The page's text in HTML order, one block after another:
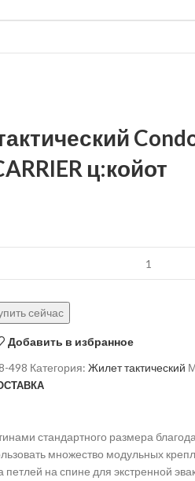
ц:койот
сейчас
Добавить в избранное
498 Категория: Жилет тактический
стандартного размера
множество модульных
на спине для экстренной